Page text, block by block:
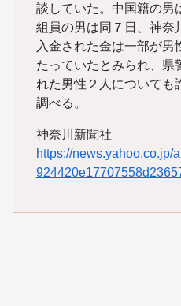
談していた。中国籍の男
組員の男は同７日、神奈
入金された金は一部が男
たっていたとみられ、県
れた男性２人についても
調べる。
神奈川新聞社
https://news.yahoo.co.jp/